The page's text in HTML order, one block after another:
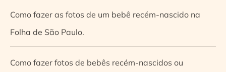
Como fazer as fotos de um bebê recém-nascido na
Folha de São Paulo.
Como fazer fotos de bebês recém-nascidos ou